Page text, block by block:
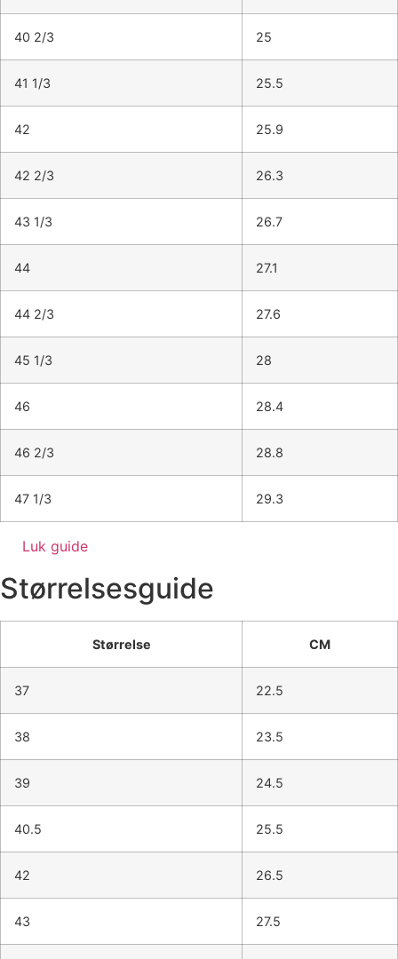
40 2/3 25
41 1/3 25.5
42 25.9
42 2/3 26.3
43 1/3 26.7
44 27.1
44 2/3 27.6
45 1/3 28
46 28.4
46 2/3 28.8
47 1/3 29.3
Luk guide
Størrelsesguide
Størrelse CM
37 22.5
38 23.5
39 24.5
40.5 25.5
42 26.5
43 27.5